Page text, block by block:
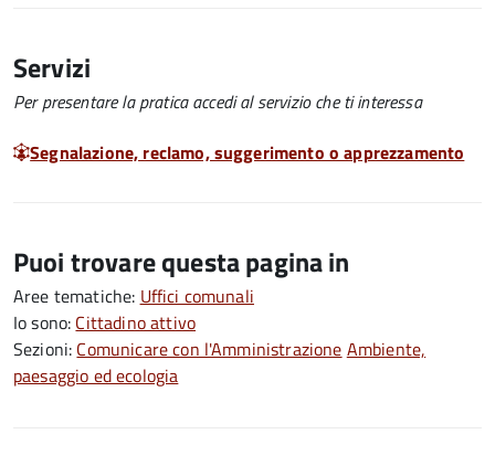
Servizi
Per presentare la pratica accedi al servizio che ti interessa
Segnalazione, reclamo, suggerimento o apprezzamento
Puoi trovare questa pagina in
Aree tematiche: Uffici comunali
Io sono: Cittadino attivo
Sezioni: Comunicare con l'Amministrazione Ambiente,
paesaggio ed ecologia